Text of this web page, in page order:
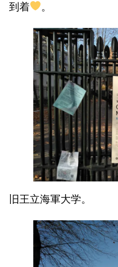
到着 。
旧王立海軍大学。